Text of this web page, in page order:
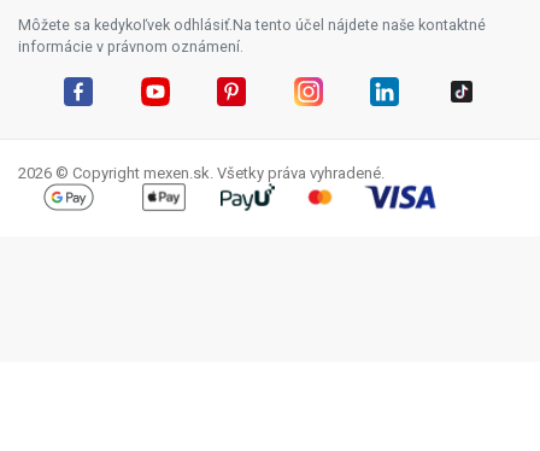
Môžete sa kedykoľvek odhlásiť.Na tento účel nájdete naše kontaktné
informácie v právnom oznámení.
2026 © Copyright mexen.sk. Všetky práva vyhradené.